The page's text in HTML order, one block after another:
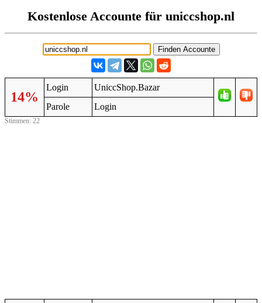
Kostenlose Accounte für uniccshop.nl
14%
Login
UniccShop.Bazar
Parole
Login
Stimmen: 22